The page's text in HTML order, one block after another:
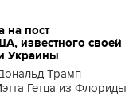
на пост
известного своей
Украины
Трамп
Гетца из Флориды